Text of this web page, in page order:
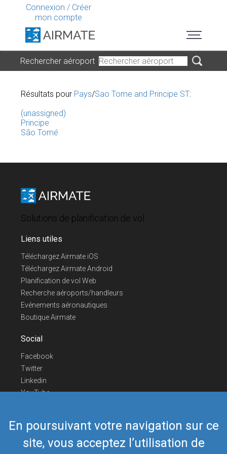
Connexion / Créer
mon compte
En poursuivant votre navigation sur ce
site, vous acceptez l’utilisation de
Rechercher aéroport
Résultats pour Pays/Sao Tome and Principe ST:
(unassigned)
Principe
São Tomé
Solutions de planification de vol
Liens utiles
Téléchargez Airmate iOS
Téléchargez Airmate Android
Planification de vol Web
Recherche aéroports/handleurs
Evénements aéronautiques
Boutique Airmate
Social
Facebook
Twitter
Linkedin
YouTube
Nous contacter
Téléphone Europe+352 26441835